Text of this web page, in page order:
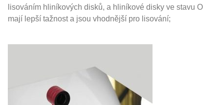
lisováním hliníkových disků, a hliníkové disky ve stavu O
mají lepší tažnost a jsou vhodnější pro lisování;